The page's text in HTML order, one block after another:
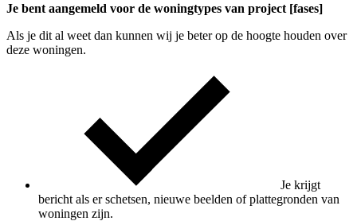
Je bent aangemeld voor de woningtypes van project [fases]
Als je dit al weet dan kunnen wij je beter op de hoogte houden over
deze woningen.
Je krijgt
bericht als er schetsen, nieuwe beelden of plattegronden van
woningen zijn.